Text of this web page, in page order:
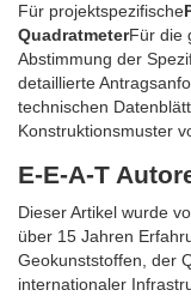
Für projektspezifische
QuadratmeterFür die
Abstimmung der
detaillierte
technischen
Konstruktionsmuster
E-E-A-T
Dieser Artikel wurde
über 15 Jahren
Geokunststoffen, der
internationaler